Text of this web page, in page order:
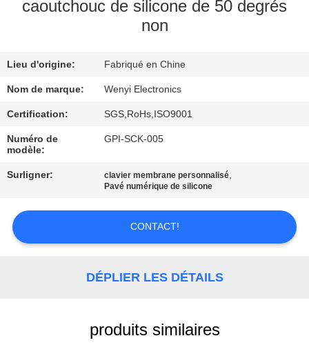
D'USINE
DE
QUALITÉ
CONTACTEZ-
DEMANDEZ
UNE
CITATION
caoutchouc de silicone de 50 degrés
non
Lieu d'origine: Fabriqué en Chine
Nom de marque: Wenyi Electronics
Certification: SGS,RoHs,ISO9001
Numéro de
modèle:
GPI-SCK-005
Surligner: clavier membrane personnalisé,
Pavé numérique de silicone
CONTACT!
DÉPLIER LES DÉTAILS
produits similaires